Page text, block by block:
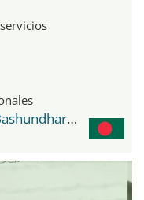
International Convention City Bashundhara - ICCB